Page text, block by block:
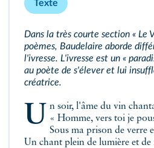
Texte
Dans la très courte section « Le
poèmes, Baudelaire aborde
l'ivresse. L'ivresse est un «
au poète de s'élever et lui
créatrice.
Un soir, l'âme du vin
« Homme, vers toi je
Sous ma prison de verre
Un chant plein de lumière et